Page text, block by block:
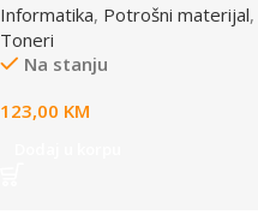
Informatika, Potrošni materijal,
Toneri
Na stanju
123,00 KM